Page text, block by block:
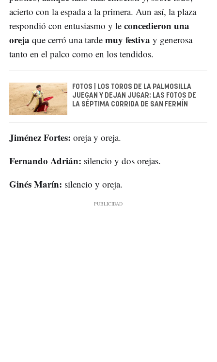
acierto con la espada a la primera. Aun así, la plaza
respondió con entusiasmo y le concedieron una
oreja que cerró una tarde muy festiva y generosa
tanto en el palco como en los tendidos.
FOTOS | LOS TOROS DE LA PALMOSILLA
JUEGAN Y DEJAN JUGAR: LAS FOTOS DE
LA SÉPTIMA CORRIDA DE SAN FERMÍN
Jiménez Fortes: oreja y oreja.
Fernando Adrián: silencio y dos orejas.
Ginés Marín: silencio y oreja.